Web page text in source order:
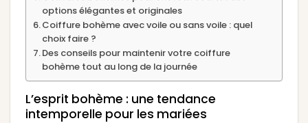
options élégantes et originales
Coiffure bohème avec voile ou sans voile : quel
choix faire ?
Des conseils pour maintenir votre coiffure
bohème tout au long de la journée
L’esprit bohème : une tendance
intemporelle pour les mariées